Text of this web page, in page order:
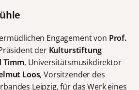
Engagement von Prof.
der Kulturstiftung
Timm, Universitätsmusikdirektor
Loos, Vorsitzender des
Leipzig, für das Werk eines